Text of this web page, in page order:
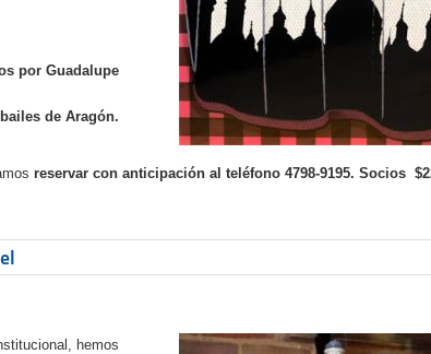
por Guadalupe
de Aragón.
reservar con anticipación al teléfono 4798-9195. Socios
hemos